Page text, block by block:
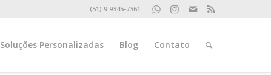
(51) 9 9345-7361
Soluções Personalizadas Blog Contato